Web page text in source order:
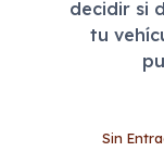
decidir si
tu
Sin